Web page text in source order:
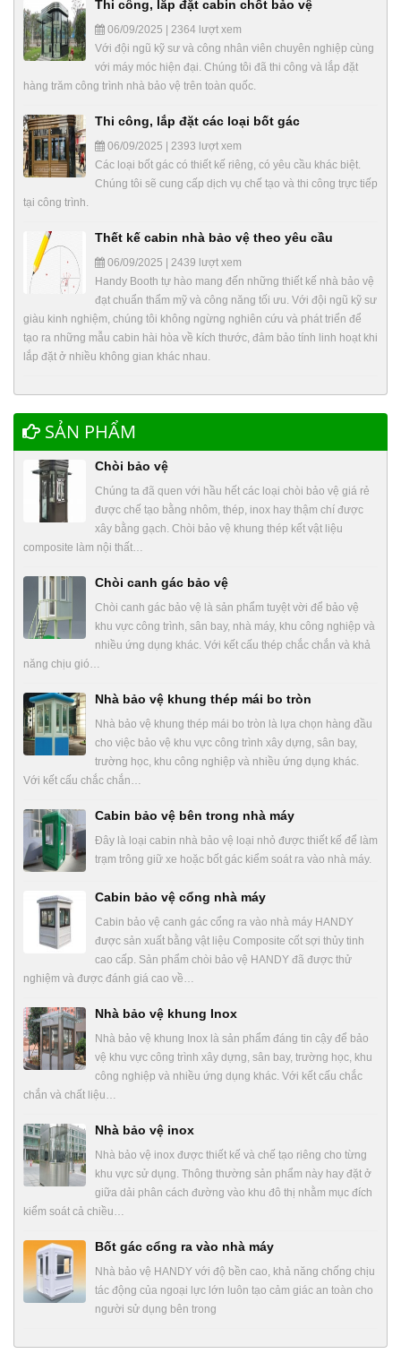
Thi công, lắp đặt cabin chốt bảo vệ
06/09/2025 | 2364 lượt xem
Với đội ngũ kỹ sư và công nhân viên chuyên nghiệp cùng
với máy móc hiện đại. Chúng tôi đã thi công và lắp đặt
hàng trăm công trình nhà bảo vệ trên toàn quốc.
Thi công, lắp đặt các loại bốt gác
06/09/2025 | 2393 lượt xem
Các loại bốt gác có thiết kế riêng, có yêu cầu khác biệt.
Chúng tôi sẽ cung cấp dịch vụ chế tạo và thi công trực tiếp
tại công trình.
Thết kế cabin nhà bảo vệ theo yêu cầu
06/09/2025 | 2439 lượt xem
Handy Booth tự hào mang đến những thiết kế nhà bảo vệ
đạt chuẩn thẩm mỹ và công năng tối ưu. Với đội ngũ kỹ sư
giàu kinh nghiệm, chúng tôi không ngừng nghiên cứu và phát triển để
tạo ra những mẫu cabin hài hòa về kích thước, đảm bảo tính linh hoạt khi
lắp đặt ở nhiều không gian khác nhau.
SẢN PHẨM
Chòi bảo vệ
Chúng ta đã quen với hầu hết các loại chòi bảo vệ giá rẻ
được chế tạo bằng nhôm, thép, inox hay thậm chí được
xây bằng gạch. Chòi bảo vệ khung thép kết vật liệu
composite làm nội thất…
Chòi canh gác bảo vệ
Chòi canh gác bảo vệ là sản phẩm tuyệt vời để bảo vệ
khu vực công trình, sân bay, nhà máy, khu công nghiệp và
nhiều ứng dụng khác. Với kết cấu thép chắc chắn và khả
năng chịu gió…
Nhà bảo vệ khung thép mái bo tròn
Nhà bảo vệ khung thép mái bo tròn là lựa chọn hàng đầu
cho việc bảo vệ khu vực công trình xây dựng, sân bay,
trường học, khu công nghiệp và nhiều ứng dụng khác.
Với kết cấu chắc chắn…
Cabin bảo vệ bên trong nhà máy
Đây là loại cabin nhà bảo vệ loại nhỏ được thiết kế để làm
trạm trông giữ xe hoặc bốt gác kiểm soát ra vào nhà máy.
Cabin bảo vệ cổng nhà máy
Cabin bảo vệ canh gác cổng ra vào nhà máy HANDY
được sản xuất bằng vật liệu Composite cốt sợi thủy tinh
cao cấp. Sản phẩm chòi bảo vệ HANDY đã được thử
nghiệm và được đánh giá cao về…
Nhà bảo vệ khung Inox
Nhà bảo vệ khung Inox là sản phẩm đáng tin cậy để bảo
vệ khu vực công trình xây dựng, sân bay, trường học, khu
công nghiệp và nhiều ứng dụng khác. Với kết cấu chắc
chắn và chất liệu…
Nhà bảo vệ inox
Nhà bảo vệ inox được thiết kế và chế tạo riêng cho từng
khu vực sử dụng. Thông thường sản phẩm này hay đặt ở
giữa dải phân cách đường vào khu đô thị nhằm mục đích
kiểm soát cả chiều…
Bốt gác cổng ra vào nhà máy
Nhà bảo vệ HANDY với độ bền cao, khả năng chống chịu
tác động của ngoại lực lớn luôn tạo cảm giác an toàn cho
người sử dụng bên trong